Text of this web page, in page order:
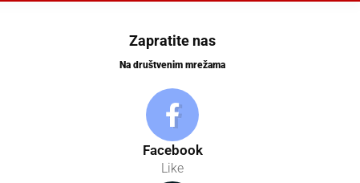
Zapratite nas
Na društvenim mrežama
Facebook
Like